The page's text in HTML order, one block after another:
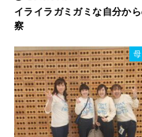
イライラガミガミな自分か
察